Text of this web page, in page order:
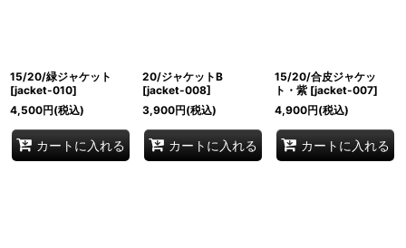
15/20/緑ジャケット
[jacket-010]
4,500円(税込)
カートに入れる
20/ジャケットB
[jacket-008]
3,900円(税込)
カートに入れる
15/20/合皮ジャケッ
ト・紫 [jacket-007]
4,900円(税込)
カートに入れる